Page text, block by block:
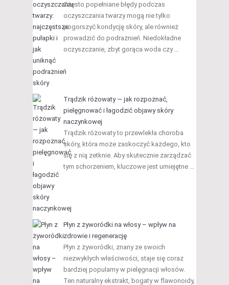
Często popełniane błędy podczas
oczyszczania twarzy mogą nie tylko
pogorszyć kondycję skóry, ale również
prowadzić do podrażnień. Niedokładne
oczyszczanie, zbyt gorąca woda czy …
Trądzik różowaty — jak rozpoznać,
pielęgnować i łagodzić objawy skóry
naczynkowej
Trądzik różowaty to przewlekła choroba
skóry, która może zaskoczyć każdego, kto
się z nią zetknie. Aby skutecznie zarządzać
tym schorzeniem, kluczowe jest umiejętne …
Płyn z żyworódki na włosy – wpływ na
zdrowie i regenerację
Płyn z żyworódki, znany ze swoich
niezwykłych właściwości, staje się coraz
bardziej popularny w pielęgnacji włosów.
Ten naturalny ekstrakt, bogaty w flawonoidy,